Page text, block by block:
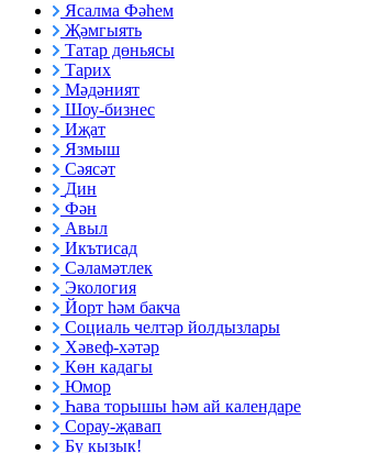
Ясалма Фәһем
Җәмгыять
Татар дөньясы
Тарих
Мәдәният
Шоу-бизнес
Иҗат
Язмыш
Сәясәт
Дин
Фән
Авыл
Икътисад
Сәламәтлек
Экология
Йорт һәм бакча
Социаль челтәр йолдызлары
Хәвеф-хәтәр
Көн кадагы
Юмор
Һава торышы һәм ай календаре
Сорау-җавап
Бу кызык!